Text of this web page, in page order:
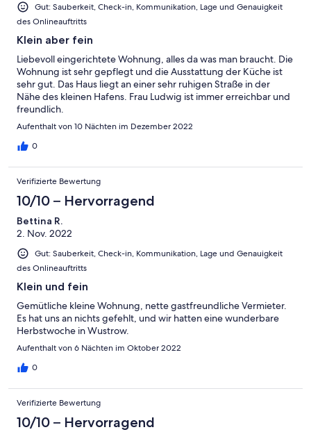
Gut: Sauberkeit, Check-in, Kommunikation, Lage und Genauigkeit
des Onlineauftritts
Klein aber fein
Liebevoll eingerichtete Wohnung, alles da was man braucht. Die
Wohnung ist sehr gepflegt und die Ausstattung der Küche ist
sehr gut. Das Haus liegt an einer sehr ruhigen Straße in der
Nähe des kleinen Hafens. Frau Ludwig ist immer erreichbar und
freundlich.
Aufenthalt von 10 Nächten im Dezember 2022
0
Verifizierte Bewertung
10/10 – Hervorragend
Bettina R.
2. Nov. 2022
Gut: Sauberkeit, Check-in, Kommunikation, Lage und Genauigkeit
des Onlineauftritts
Klein und fein
Gemütliche kleine Wohnung, nette gastfreundliche Vermieter.
Es hat uns an nichts gefehlt, und wir hatten eine wunderbare
Herbstwoche in Wustrow.
Aufenthalt von 6 Nächten im Oktober 2022
0
Verifizierte Bewertung
10/10 – Hervorragend